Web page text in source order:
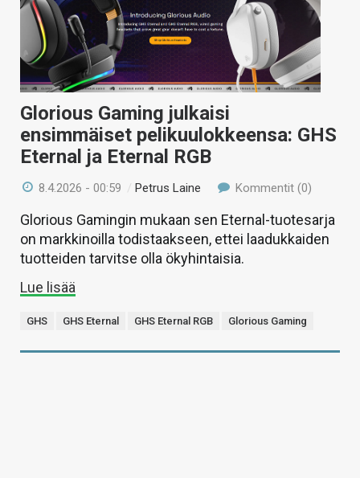
HINTA.FI
KAUPPA
VAIHDA TEEMA
HAKU
Glorious Gaming julkaisi
ensimmäiset pelikuulokkeensa: GHS
Eternal ja Eternal RGB
8.4.2026 - 00:59 /Petrus Laine Kommentit (0)
Glorious Gamingin mukaan sen Eternal-tuotesarja
on markkinoilla todistaakseen, ettei laadukkaiden
tuotteiden tarvitse olla ökyhintaisia.
Lue lisää
GHS GHS Eternal GHS Eternal RGB Glorious Gaming